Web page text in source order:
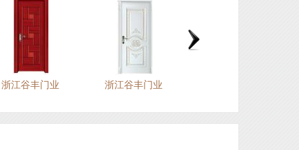
市怡家门业有限公司
市喜隆门门业有限公司
巿荣泰门业有限公司
江江山德威斯门业有限公司
市君瑞门业有限公司
浙江谷丰门业 浙江谷丰门业